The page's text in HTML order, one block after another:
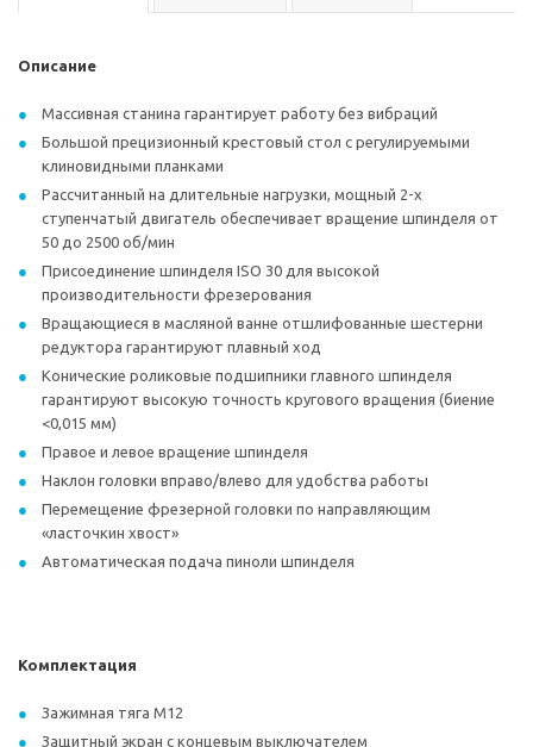
Описание
Массивная станина гарантирует работу без вибраций
Большой прецизионный крестовый стол с регулируемыми
клиновидными планками
Рассчитанный на длительные нагрузки, мощный 2-х
ступенчатый двигатель обеспечивает вращение шпинделя от
50 до 2500 об/мин
Присоединение шпинделя ISO 30 для высокой
производительности фрезерования
Вращающиеся в масляной ванне отшлифованные шестерни
редуктора гарантируют плавный ход
Конические роликовые подшипники главного шпинделя
гарантируют высокую точность кругового вращения (биение
<0,015 мм)
Правое и левое вращение шпинделя
Наклон головки вправо/влево для удобства работы
Перемещение фрезерной головки по направляющим
«ласточкин хвост»
Автоматическая подача пиноли шпинделя
Комплектация
Зажимная тяга M12
Защитный экран с концевым выключателем